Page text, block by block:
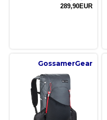
289,90EUR
GossamerGear